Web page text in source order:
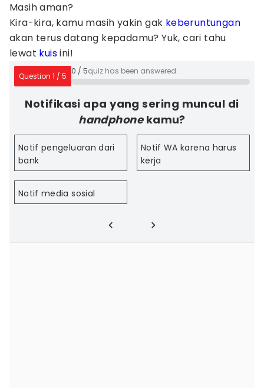
Masih aman?
Kira-kira, kamu masih yakin gak keberuntungan
akan terus datang kepadamu? Yuk, cari tahu
lewat kuisini!
Question 1 / 5
0 / 5quiz has been answered.
Notifikasi apa yang sering muncul di
handphonekamu?
Notif pengeluaran dari
bank
Notif WA karena harus
kerja
Notif media sosial